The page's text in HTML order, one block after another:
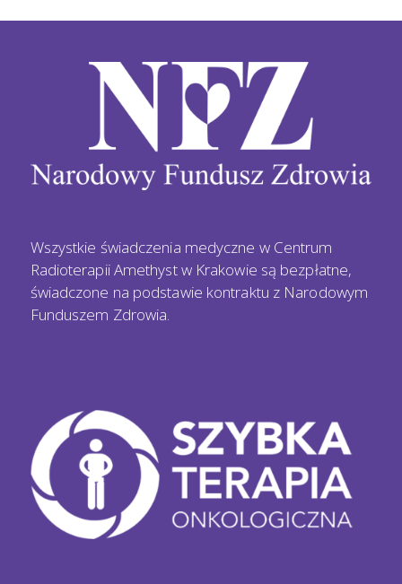
Wszystkie świadczenia medyczne w Centrum
Radioterapii Amethyst w Krakowie są bezpłatne,
świadczone na podstawie kontraktu z Narodowym
Funduszem Zdrowia.